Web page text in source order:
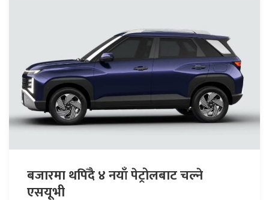
बजारमा थपिँदै ४ नयाँ पेट्रोलबाट चल्ने
एसयूभी